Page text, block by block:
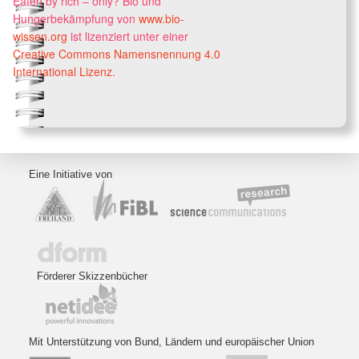
Hungerbekämpfung von www.bio-
wissen.org ist lizenziert unter einer
Creative Commons Namensnennung 4.0
International Lizenz.
Eine Initiative von
Förderer Skizzenbücher
Mit Unterstützung von Bund, Ländern und europäischer Union